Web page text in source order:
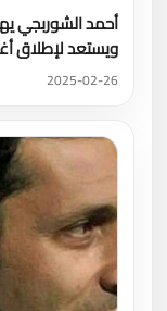
أحمد الشوربجي
ويستعد لإطلاق
2025-02-26